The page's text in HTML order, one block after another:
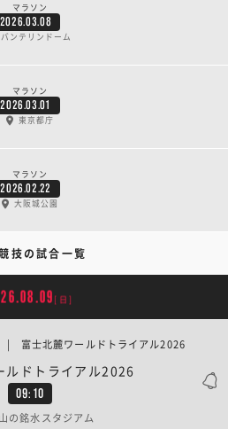
マラソン
2026.03.08
バンテリンドーム
マラソン
2026.03.01
東京都庁
マラソン
2026.02.22
大阪城公園
技の試合一覧
[日]
09:10
ルドトライアル2026
富士北麓ワールドトライアル2026
の銘水スタジアム